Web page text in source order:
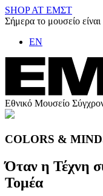
Skip
to
SHOP AT ΕΜΣΤ
Σήμερα το μουσείο
EN
Εθνικό Μουσείο
COLORS &
Όταν η Τέχνη
Τομέα